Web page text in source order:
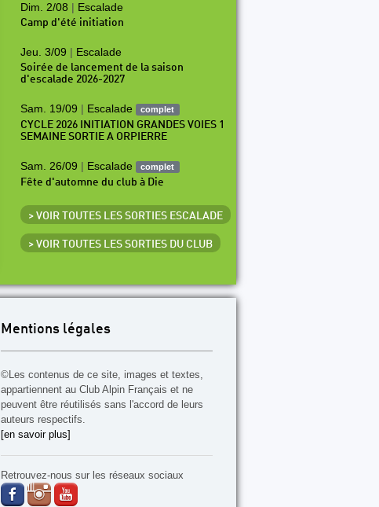
Dim. 2/08 | Escalade
Camp d'été initiation
Jeu. 3/09 | Escalade
Soirée de lancement de la saison
d'escalade 2026-2027
Sam. 19/09 | Escalade complet
CYCLE 2026 INITIATION GRANDES VOIES 1
SEMAINE SORTIE A ORPIERRE
Sam. 26/09 | Escalade complet
Fête d'automne du club à Die
> VOIR TOUTES LES SORTIES ESCALADE
> VOIR TOUTES LES SORTIES DU CLUB
Mentions légales
©Les contenus de ce site, images et textes,
appartiennent au Club Alpin Français et ne
peuvent être réutilisés sans l'accord de leurs
auteurs respectifs.
[en savoir plus]
Retrouvez-nous sur les réseaux sociaux